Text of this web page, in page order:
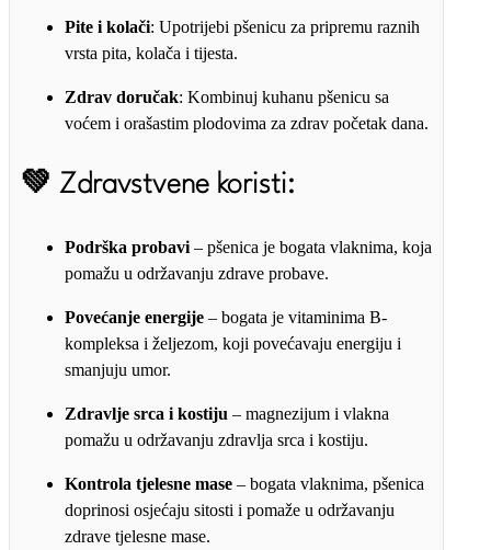
Pite i kolači: Upotrijebi pšenicu za pripremu raznih
vrsta pita, kolača i tijesta.
Zdrav doručak: Kombinuj kuhanu pšenicu sa
voćem i orašastim plodovima za zdrav početak dana.
💚 Zdravstvene koristi:
Podrška probavi – pšenica je bogata vlaknima, koja
pomažu u održavanju zdrave probave.
Povećanje energije – bogata je vitaminima B-
kompleksa i željezom, koji povećavaju energiju i
smanjuju umor.
Zdravlje srca i kostiju – magnezijum i vlakna
pomažu u održavanju zdravlja srca i kostiju.
Kontrola tjelesne mase – bogata vlaknima, pšenica
doprinosi osjećaju sitosti i pomaže u održavanju
zdrave tjelesne mase.